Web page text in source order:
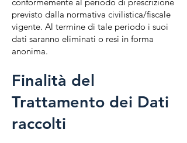
previsto dalla normativa civilistica/fiscale
vigente. Al termine di tale periodo i suoi
dati saranno eliminati o resi in forma
anonima.
Finalità del
Trattamento dei Dati
raccolti